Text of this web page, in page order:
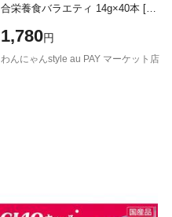
合栄養食バラエティ 14g×40本 [ち
1,780円
わんにゃんstyle au PAY マーケット店